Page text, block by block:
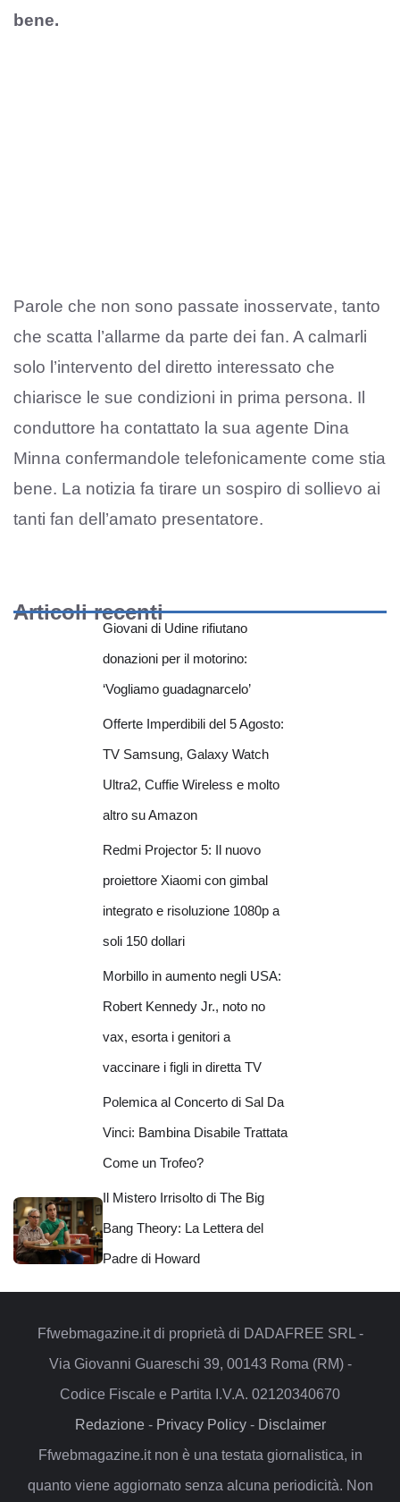
bene.
Parole che non sono passate inosservate, tanto
che scatta l’allarme da parte dei fan. A calmarli
solo l’intervento del diretto interessato che
chiarisce le sue condizioni in prima persona. Il
conduttore ha contattato la sua agente Dina
Minna confermandole telefonicamente come stia
bene. La notizia fa tirare un sospiro di sollievo ai
tanti fan dell’amato presentatore.
Articoli recenti
Giovani di Udine rifiutano
donazioni per il motorino:
‘Vogliamo guadagnarcelo’
Offerte Imperdibili del 5 Agosto:
TV Samsung, Galaxy Watch
Ultra2, Cuffie Wireless e molto
altro su Amazon
Redmi Projector 5: Il nuovo
proiettore Xiaomi con gimbal
integrato e risoluzione 1080p a
soli 150 dollari
Morbillo in aumento negli USA:
Robert Kennedy Jr., noto no
vax, esorta i genitori a
vaccinare i figli in diretta TV
Polemica al Concerto di Sal Da
Vinci: Bambina Disabile Trattata
Come un Trofeo?
Il Mistero Irrisolto di The Big
Bang Theory: La Lettera del
Padre di Howard
Ffwebmagazine.it di proprietà di DADAFREE SRL -
Via Giovanni Guareschi 39, 00143 Roma (RM) -
Codice Fiscale e Partita I.V.A. 02120340670
Redazione- Privacy Policy- Disclaimer
Ffwebmagazine.it non è una testata giornalistica, in
quanto viene aggiornato senza alcuna periodicità. Non